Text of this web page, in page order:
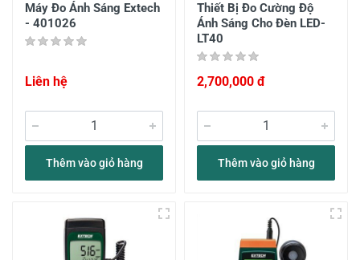
Máy Đo Ánh Sáng Extech
- 401026
Liên hệ
Thêm vào giỏ hàng
Thiết Bị Đo Cường Độ
Ánh Sáng Cho Đèn LED-
LT40
2,700,000 đ
Thêm vào giỏ hàng